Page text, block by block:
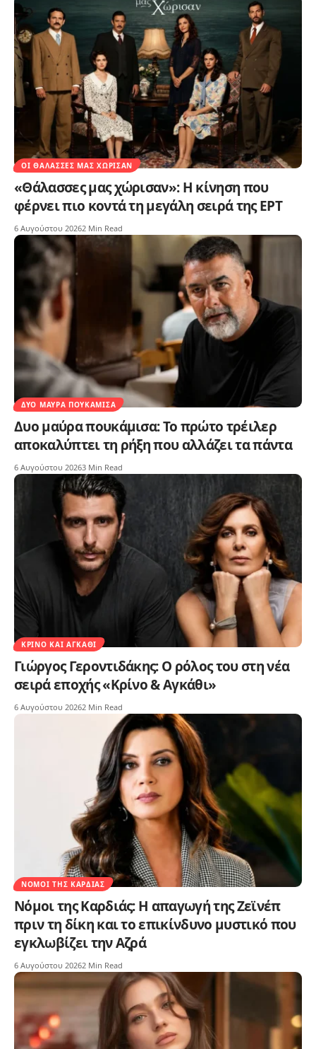
ΟΙ ΘΆΛΑΣΣΕΣ ΜΑΣ ΧΏΡΙΣΑΝ
«Θάλασσες μας χώρισαν»: Η κίνηση που
φέρνει πιο κοντά τη μεγάλη σειρά της ΕΡΤ
6 Αυγούστου 20262 Min Read
ΔΥΟ ΜΑΎΡΑ ΠΟΥΚΆΜΙΣΑ
Δυο μαύρα πουκάμισα: Το πρώτο τρέιλερ
αποκαλύπτει τη ρήξη που αλλάζει τα πάντα
6 Αυγούστου 20263 Min Read
ΚΡΊΝΟ ΚΑΙ ΑΓΚΆΘΙ
Γιώργος Γεροντιδάκης: Ο ρόλος του στη νέα
σειρά εποχής «Κρίνο & Αγκάθι»
6 Αυγούστου 20262 Min Read
ΝΌΜΟΙ ΤΗΣ ΚΑΡΔΙΆΣ
Νόμοι της Καρδιάς: Η απαγωγή της Ζεϊνέπ
πριν τη δίκη και το επικίνδυνο μυστικό που
εγκλωβίζει την Αζρά
6 Αυγούστου 20262 Min Read